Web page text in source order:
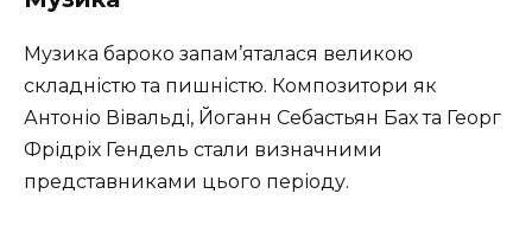
Музика бароко запам’яталася великою
складністю та пишністю. Композитори як
Антоніо Вівальді, Йоганн Себастьян Бах та Георг
Фрідріх Гендель стали визначними
представниками цього періоду.